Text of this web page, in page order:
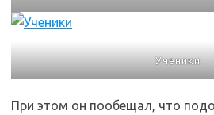
Ученики
При этом он пообещал, что